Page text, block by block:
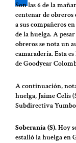
Son las 6 de la
centenar de
a sus compañeros
de la huelga. A
obreros se nota un
camaradería. Esta
de Goodyear
A continuación,
huelga, Jaime Celis
Subdirectiva
Soberanía (S).Hoy
estalló la huelga en